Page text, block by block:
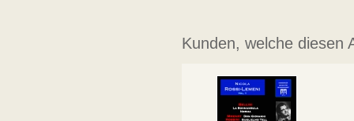
Kunden, welche diesen